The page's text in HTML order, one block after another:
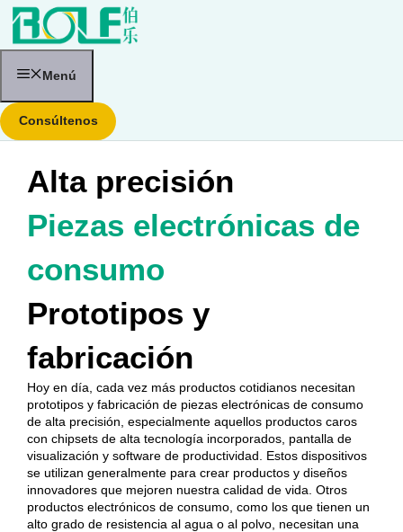
Saltar
contenido
Menú
Consúltenos
Alta precisión
Piezas electrónicas de
consumo
Prototipos y
fabricación
Hoy en día, cada vez más productos cotidianos necesitan
prototipos y fabricación de piezas electrónicas de consumo
de alta precisión, especialmente aquellos productos caros
con chipsets de alta tecnología incorporados, pantalla de
visualización y software de productividad. Estos dispositivos
se utilizan generalmente para crear productos y diseños
innovadores que mejoren nuestra calidad de vida. Otros
productos electrónicos de consumo, como los que tienen un
alto grado de resistencia al agua o al polvo, necesitan una